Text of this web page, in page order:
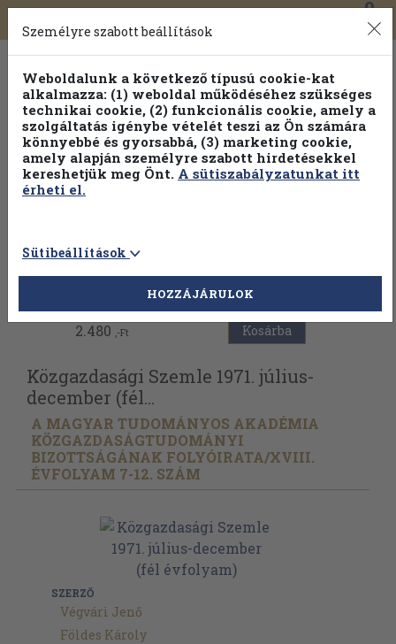
Toggle
navigation
0
Vissza az előző oldalra
2.480 ,-Ft Kosárba
Közgazdasági Szemle 1971. július-
december (fél...
A MAGYAR TUDOMÁNYOS AKADÉMIA
KÖZGAZDASÁGTUDOMÁNYI
BIZOTTSÁGÁNAK FOLYÓIRATA/XVIII.
ÉVFOLYAM 7-12. SZÁM
SZERZŐ
Végvári Jenő
Földes Károly
Személyre szabott beállítások
Weboldalunk a következő típusú cookie-kat
alkalmazza: (1) weboldal működéséhez szükséges
technikai cookie, (2) funkcionális cookie, amely a
szolgáltatás igénybe vételét teszi az Ön számára
könnyebbé és gyorsabbá, (3) marketing cookie,
amely alapján személyre szabott hirdetésekkel
kereshetjük meg Önt. A sütiszabályzatunkat itt
érheti el.
Sütibeállítások
HOZZÁJÁRULOK